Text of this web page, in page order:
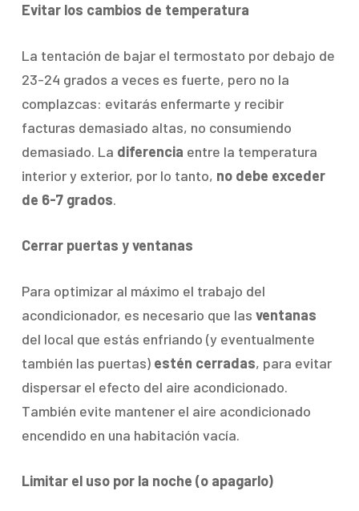
Evitar los cambios de temperatura
La tentación de bajar el termostato por debajo de
23-24 grados a veces es fuerte, pero no la
complazcas: evitarás enfermarte y recibir
facturas demasiado altas, no consumiendo
demasiado. La diferencia entre la temperatura
interior y exterior, por lo tanto, no debe exceder
de 6-7 grados.
Cerrar puertas y ventanas
Para optimizar al máximo el trabajo del
acondicionador, es necesario que las ventanas
del local que estás enfriando (y eventualmente
también las puertas) estén cerradas, para evitar
dispersar el efecto del aire acondicionado.
También evite mantener el aire acondicionado
encendido en una habitación vacía.
Limitar el uso por la noche (o apagarlo)